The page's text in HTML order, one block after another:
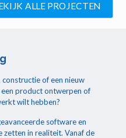
ALLE PROJECTEN
constructie of een nieuw
een product ontwerpen of
wilt hebben?
software en
zetten in realiteit. Vanaf de